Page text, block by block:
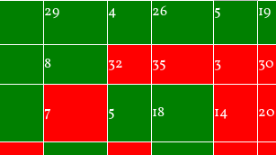
29 4 26 5 19
8 32 35 3 30
7 5 18 14 20